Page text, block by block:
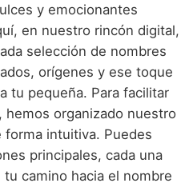
que empiezan por D
que empiezan por E
que empiezan por F
que empiezan por G
que empiezan por H
que empiezan por I
Niña Egipcios
Niña Griegos
Mitológicos
Niña Romanos
Niña Vikingos
Americanos
Niña Chinos
Niña Franceses
Hispanoamericanos
Niña Ingleses
Niña Italianos
Andaluces
Aragoneses
Niña Asturianos
Niña Baleares
Niña Canarios
Niña Cantabros
Buscar
y emocionantes
en nuestro rincón digital,
selección de nombres
orígenes y ese toque
tu pequeña. Para facilitar
hemos organizado nuestro
intuitiva. Puedes
principales, cada una
camino hacia el nombre